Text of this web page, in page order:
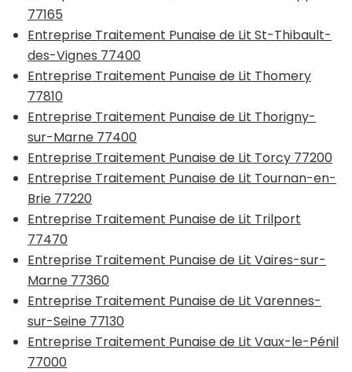
77165
Entreprise Traitement Punaise de Lit St-Thibault-
des-Vignes 77400
Entreprise Traitement Punaise de Lit Thomery
77810
Entreprise Traitement Punaise de Lit Thorigny-
sur-Marne 77400
Entreprise Traitement Punaise de Lit Torcy 77200
Entreprise Traitement Punaise de Lit Tournan-en-
Brie 77220
Entreprise Traitement Punaise de Lit Trilport
77470
Entreprise Traitement Punaise de Lit Vaires-sur-
Marne 77360
Entreprise Traitement Punaise de Lit Varennes-
sur-Seine 77130
Entreprise Traitement Punaise de Lit Vaux-le-Pénil
77000